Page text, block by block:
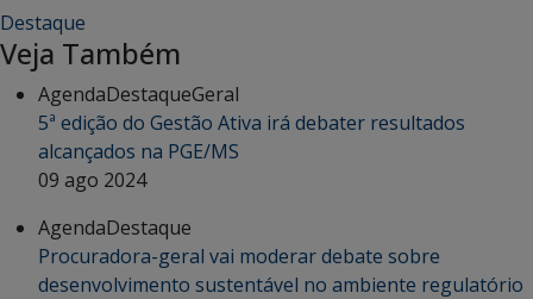
Destaque
Veja Também
AgendaDestaqueGeral
5ª edição do Gestão Ativa irá debater resultados
alcançados na PGE/MS
09 ago 2024
AgendaDestaque
Procuradora-geral vai moderar debate sobre
desenvolvimento sustentável no ambiente regulatório